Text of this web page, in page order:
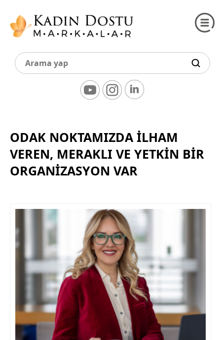
ODAK NOKTAMIZDA İLHAM
VEREN, MERAKLI VE YETKİN BİR
ORGANİZASYON VAR